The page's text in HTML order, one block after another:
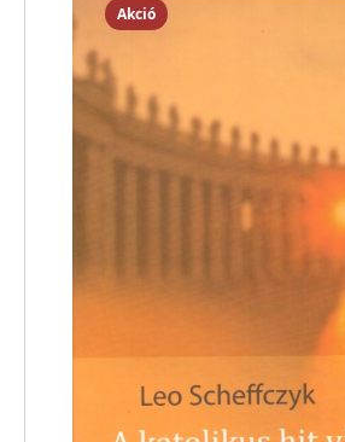
Akció